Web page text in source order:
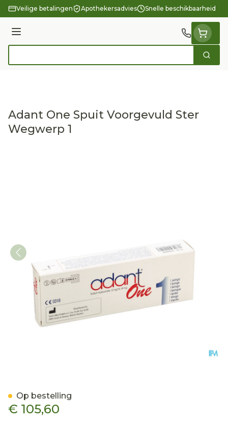
Ga naar de inhoud
Veilige betalingen Apothekersadvies Snelle beschikbaarheid
Menu
Zoek
Adant One Spuit Voorgevuld Ster
Wegwerp 1
€ 105,60
Op bestelling